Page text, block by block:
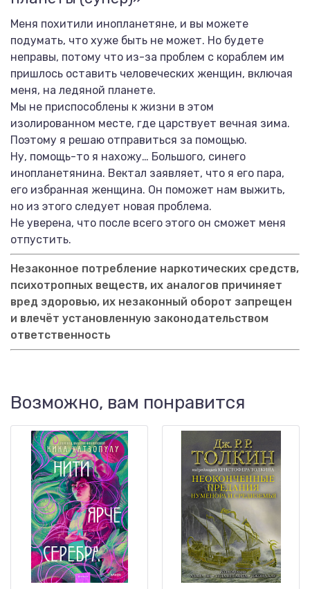
Меня похитили инопланетяне, и вы можете
подумать, что хуже быть не может. Но будете
неправы, потому что из-за проблем с кораблем им
пришлось оставить человеческих женщин, включая
меня, на ледяной планете.
Мы не приспособлены к жизни в этом
изолированном месте, где царствует вечная зима.
Поэтому я решаю отправиться за помощью.
Ну, помощь-то я нахожу… Большого, синего
инопланетянина. Вектал заявляет, что я его пара,
его избранная женщина. Он поможет нам выжить,
но из этого следует новая проблема.
Не уверена, что после всего этого он сможет меня
отпустить.
Незаконное потребление наркотических средств,
психотропных веществ, их аналогов причиняет
вред здоровью, их незаконный оборот запрещен
и влечёт установленную законодательством
ответственность
Возможно, вам понравится